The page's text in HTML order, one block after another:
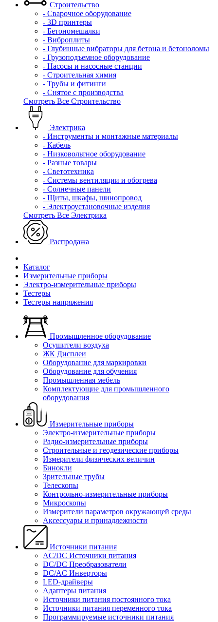
Строительство
- Сварочное оборудование
- 3D принтеры
- Бетономешалки
- Виброплиты
- Глубинные вибраторы для бетона и бетоноломы
- Грузоподъемное оборудование
- Насосы и насосные станции
- Строительная химия
- Трубы и фитинги
- Снятое с производства
Смотреть Все Строительство
Электрика
- Инструменты и монтажные материалы
- Кабель
- Низковольтное оборудование
- Разные товары
- Светотехника
- Системы вентиляции и обогрева
- Солнечные панели
- Щиты, шкафы, шинопровод
- Электроустановочные изделия
Смотреть Все Электрика
Распродажа
Каталог
Измерительные приборы
Электро-измерительные приборы
Тестеры
Тестеры напряжения
Промышленное оборудование
Осушители воздуха
ЖК Дисплеи
Оборудование для маркировки
Оборудование для обучения
Промышленная мебель
Комплектующие для промышленного
оборудования
Измерительные приборы
Электро-измерительные приборы
Радио-измерительные приборы
Строительные и геодезические приборы
Измерители физических величин
Бинокли
Зрительные трубы
Телескопы
Контрольно-измерительные приборы
Микроскопы
Измерители параметров окружающей среды
Аксессуары и принадлежности
Источники питания
AC/DC Источники питания
DC/DC Преобразователи
DC/AC Инверторы
LED-драйверы
Адаптеры питания
Источники питания постоянного тока
Источники питания переменного тока
Программируемые источники питания